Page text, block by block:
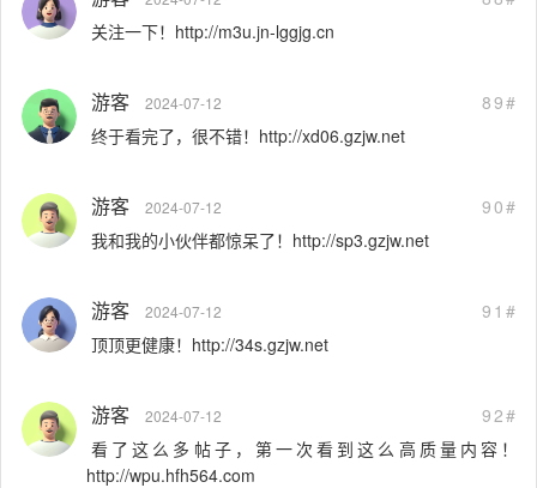
关注一下！http://m3u.jn-lggjg.cn
游客 2024-07-12
89#
终于看完了，很不错！http://xd06.gzjw.net
游客 2024-07-12
90#
我和我的小伙伴都惊呆了！http://sp3.gzjw.net
游客 2024-07-12
91#
顶顶更健康！http://34s.gzjw.net
游客 2024-07-12
92#
看了这么多帖子，第一次看到这么高质量内容！
http://wpu.hfh564.com